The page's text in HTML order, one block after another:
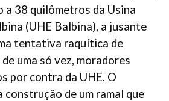
a 38 quilômetros da Usina
(UHE Balbina), a jusante
tentativa raquítica de
uma só vez, moradores
por contra da UHE. O
construção de um ramal que